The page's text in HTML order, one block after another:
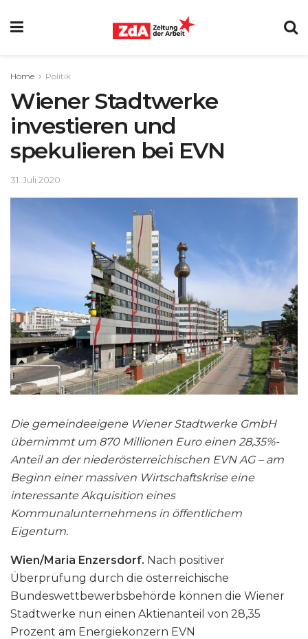
Home Politik
Wiener Stadtwerke
investieren und
spekulieren bei EVN
31. Juli 2020
Die gemeindeeigene Wiener Stadtwerke GmbH
übernimmt um 870 Millionen Euro einen 28,35%-
Anteil an der niederösterreichischen EVN AG – am
Beginn einer massiven Wirtschaftskrise eine
interessante Akquisition eines
Kommunalunternehmens in öffentlichem
Eigentum.
Wien/Maria Enzersdorf. Nach positiver
Überprüfung durch die österreichische
Bundeswettbewerbsbehörde können die Wiener
Stadtwerke nun einen Aktienanteil von 28,35
Prozent am Energiekonzern EVN